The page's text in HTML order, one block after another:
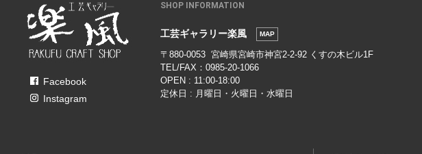
Facebook
Instagram
SHOP INFORMATION
工芸ギャラリー楽風 MAP
〒880-0053 宮崎県宮崎市神宮2-2-92 くすの木ビル1F
TEL/FAX：0985-20-1066
OPEN : 11:00-18:00
定休日 : 月曜日・火曜日・水曜日